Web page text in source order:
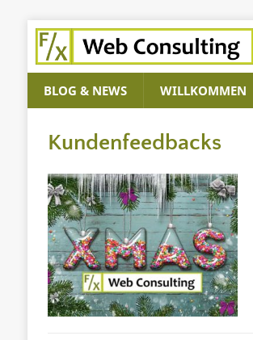
BLOG & NEWS WILLKOMMEN
Kundenfeedbacks